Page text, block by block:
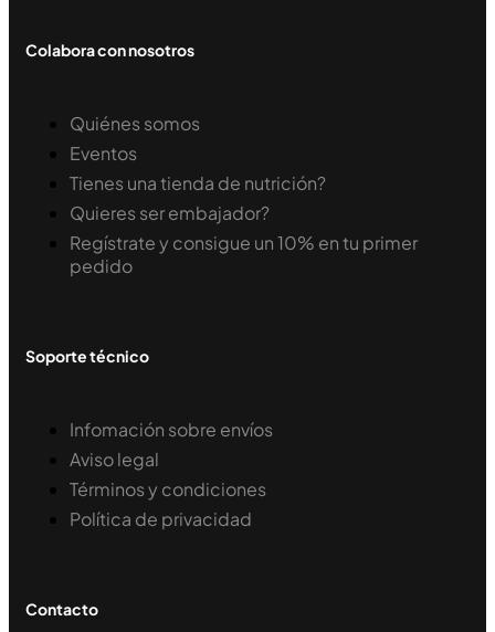
Colabora con nosotros
Quiénes somos
Eventos
Tienes una tienda de nutrición?
Quieres ser embajador?
Regístrate y consigue un 10% en tu primer
pedido
Soporte técnico
Infomación sobre envíos
Aviso legal
Términos y condiciones
Política de privacidad
Contacto